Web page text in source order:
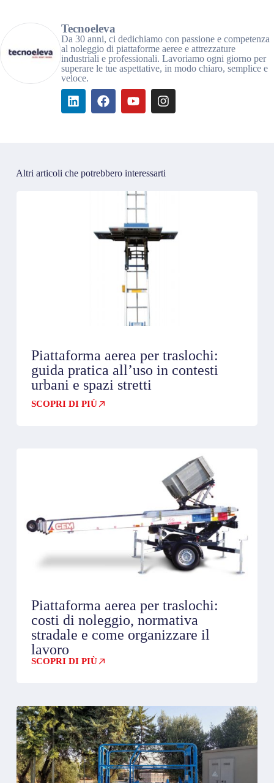
Tecnoeleva
Da 30 anni, ci dedichiamo con passione e competenza
al noleggio di piattaforme aeree e attrezzature
industriali e professionali. Lavoriamo ogni giorno per
superare le tue aspettative, in modo chiaro, semplice e
veloce.
Altri articoli che potrebbero interessarti
Piattaforma aerea per traslochi:
guida pratica all’uso in contesti
urbani e spazi stretti
SCOPRI DI PIÙ
Piattaforma aerea per traslochi:
costi di noleggio, normativa
stradale e come organizzare il
lavoro
SCOPRI DI PIÙ